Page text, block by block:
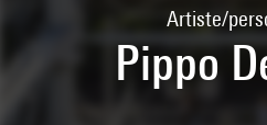
Artiste/
Pippo